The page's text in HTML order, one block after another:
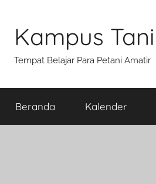
content
Kampus Tani
Tempat Belajar Para Petani Amatir
Beranda Kalender